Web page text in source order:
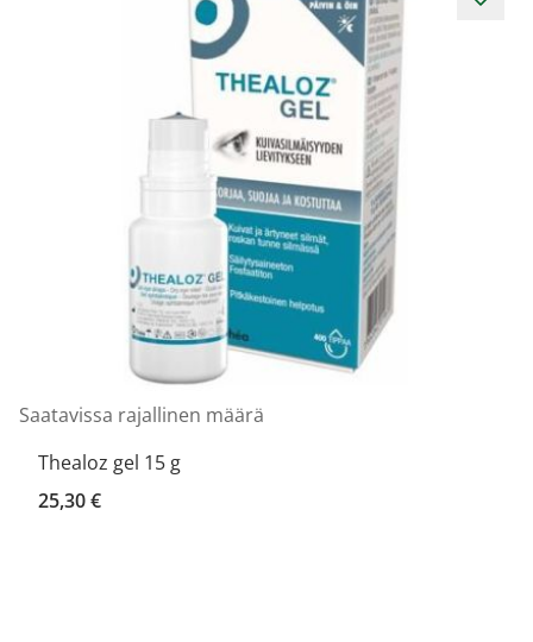
Saatavissa rajallinen määrä
Thealoz gel 15 g
25,30 €